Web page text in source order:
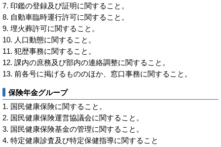
印鑑の登録及び証明に関すること。
自動車臨時運行許可に関すること。
埋火葬許可に関すること。
人口動態に関すること。
犯歴事務に関すること。
課内の庶務及び部内の連絡調整に関すること。
前各号に掲げるもののほか、窓口事務に関すること。
保険年金グループ
国民健康保険に関すること。
国民健康保険運営協議会に関すること。
国民健康保険基金の管理に関すること。
特定健康診査及び特定保健指導に関すること